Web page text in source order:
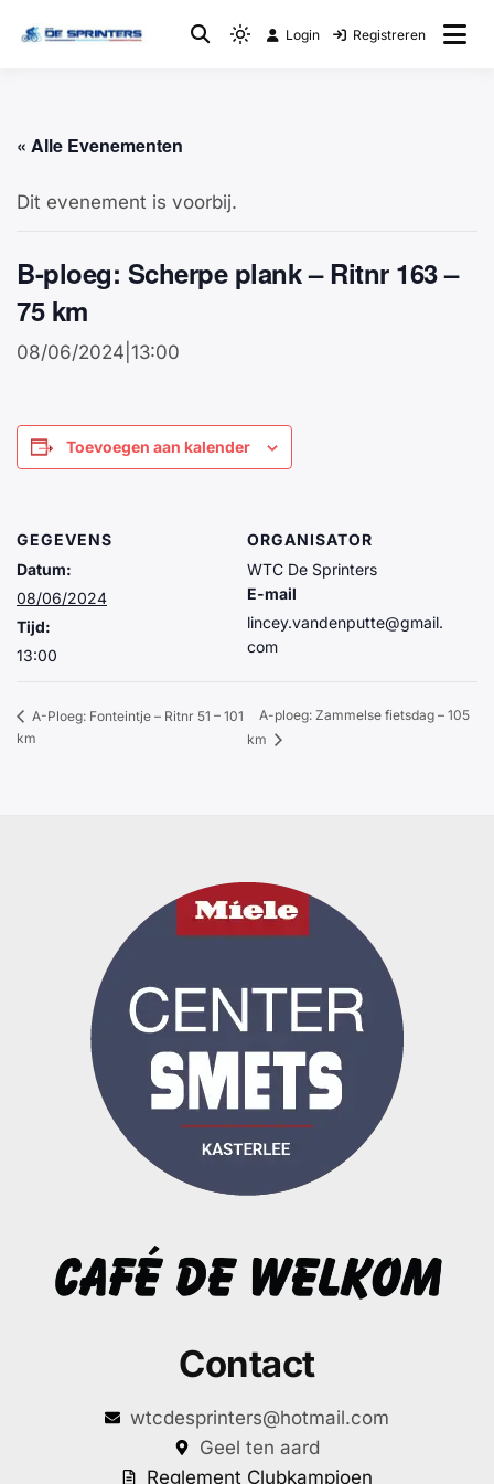
Fietsclub Login Registreren
« Alle Evenementen
Dit evenement is voorbij.
B-ploeg: Scherpe plank – Ritnr 163 –
75 km
08/06/2024|13:00
Toevoegen aan kalender
GEGEVENS
Datum:
08/06/2024
Tijd:
13:00
ORGANISATOR
WTC De Sprinters
E-mail
lincey.vandenputte@gmail.
com
A-Ploeg: Fonteintje – Ritnr 51 – 101
km
A-ploeg: Zammelse fietsdag – 105
km
Contact
wtcdesprinters@hotmail.com
Geel ten aard
Reglement Clubkampioen